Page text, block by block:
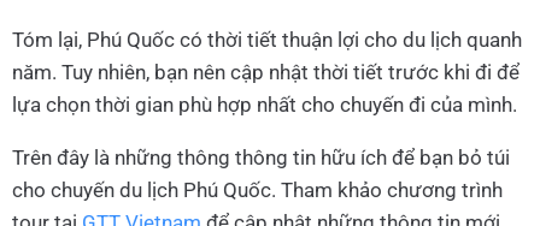
Tóm lại, Phú Quốc có thời tiết thuận lợi cho du lịch quanh
năm. Tuy nhiên, bạn nên cập nhật thời tiết trước khi đi để
lựa chọn thời gian phù hợp nhất cho chuyến đi của mình.
Trên đây là những thông thông tin hữu ích để bạn bỏ túi
cho chuyến du lịch Phú Quốc. Tham khảo chương trình